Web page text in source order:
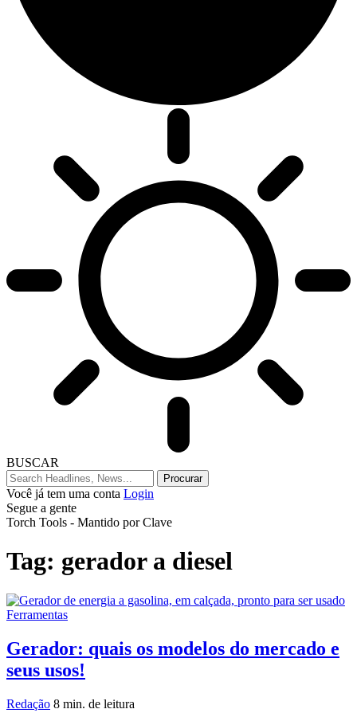
BUSCAR
Você já tem uma conta Login
Segue a gente
Torch Tools - Mantido por Clave
Tag: gerador a diesel
Ferramentas
Gerador: quais os modelos do mercado e
seus usos!
Redação 8 min. de leitura